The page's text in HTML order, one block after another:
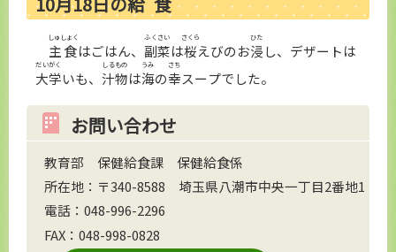
主食
しゅしょく
はごはん、 副菜
ふくさい
は桜
さくら
えびのお浸
ひた
し、デザートは
大学
だいがく
いも、 汁物
しるもの
は海
うみ
の幸
さち
スープでした。
お問い合わせ
教育部 保健給食課 保健給食係
所在地：〒340-8588 埼玉県八潮市中央一丁目2番地1
電話：048-996-2296
FAX：048-998-0828